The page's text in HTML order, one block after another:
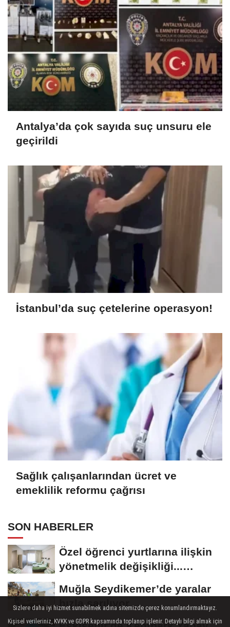
Antalya’da çok sayıda suç unsuru ele
geçirildi
İstanbul’da suç çetelerine operasyon!
Sağlık çalışanlarından ücret ve
emeklilik reformu çağrısı
SON HABERLER
Özel öğrenci yurtlarına ilişkin
yönetmelik değişikliği...
Muğla Seydikemer’de yaralar
hızla sarılıyor
Sizlere daha iyi hizmet sunabilmek adına sitemizde çerez konumlandırmaktayız.
Kişisel verileriniz, KVKK ve GDPR kapsamında toplanıp işlenir. Detaylı bilgi almak için